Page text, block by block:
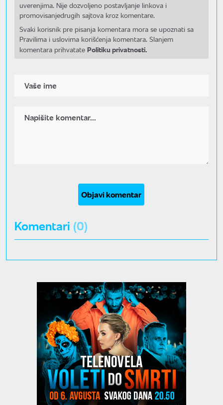
uverenjima. Nije dozvoljeno postavljanje linkova i
promovisanjedrugih sajtova kroz komentare.
Svaki korisnik pre pisanja komentara mora se upoznati sa
Pravilima i uslovima korišćenja komentara. Slanjem
komentara prihvatate Politiku privatnosti.
Objavi komentar
Komentari (0)